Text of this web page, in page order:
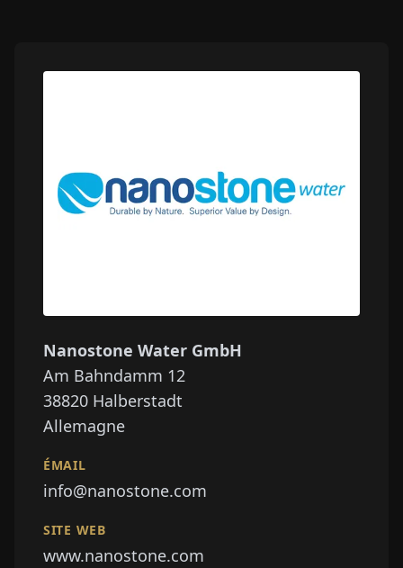
Nanostone Water GmbH
Am Bahndamm 12
38820 Halberstadt
Allemagne
ÉMAIL
info@nanostone.com
SITE WEB
www.nanostone.com